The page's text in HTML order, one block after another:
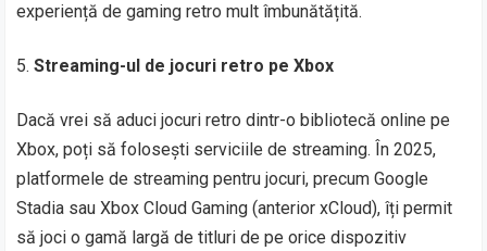
experiență de gaming retro mult îmbunătățită.
Streaming-ul de jocuri retro pe Xbox
Dacă vrei să aduci jocuri retro dintr-o bibliotecă online pe
Xbox, poți să folosești serviciile de streaming. În 2025,
platformele de streaming pentru jocuri, precum Google
Stadia sau Xbox Cloud Gaming (anterior xCloud), îți permit
să joci o gamă largă de titluri de pe orice dispozitiv